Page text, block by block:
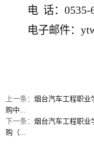
电 话： 0535-
电子邮件：
上一条：烟台汽车工程职业
购中...
下一条：烟台汽车工程职业
购（...